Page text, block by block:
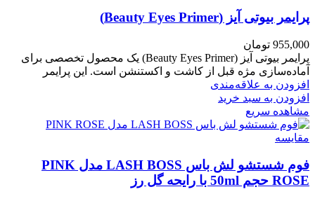
پرایمر بیوتی آیز (Beauty Eyes Primer)
955,000 تومان
پرایمر بیوتی آیز (Beauty Eyes Primer) یک محصول تخصصی برای
آماده‌سازی مژه قبل از کاشت و اکستنشن است. این پرایمر
افزودن به علاقه‌مندی
افزودن به سبد خرید
مشاهده سریع
مقایسه
فوم شستشو لش باس LASH BOSS مدل PINK
ROSE حجم 50ml با رایحه گل رز